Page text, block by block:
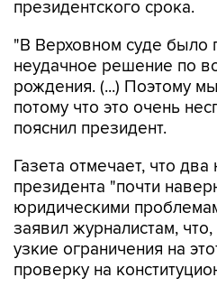
президентского срока.
"В Верховном суде было
неудачное решение по
рождения. (...) Поэтому
потому что это очень
пояснил президент.
Газета отмечает, что
президента "почти
юридическими
заявил журналистам,
узкие ограничения на
проверку на